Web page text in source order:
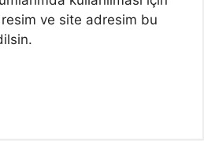
ve site adresim bu